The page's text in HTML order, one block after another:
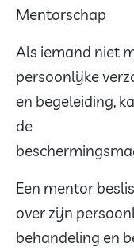
Mentorschap
Als iemand niet
persoonlijke
en begeleiding,
de
Een mentor
over zijn
behandeling en